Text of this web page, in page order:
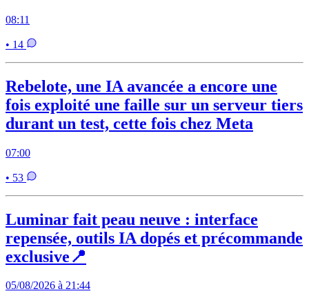
08:11
• 14
Rebelote, une IA avancée a encore une
fois exploité une faille sur un serveur tiers
durant un test, cette fois chez Meta
07:00
• 53
Luminar fait peau neuve : interface
repensée, outils IA dopés et précommande
exclusive📍
05/08/2026 à 21:44